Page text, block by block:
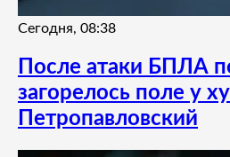
Сегодня, 08:38
После атаки БПЛА
загорелось поле у
Петропавловский